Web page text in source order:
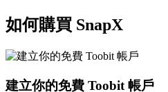
如何購買 SnapX
建立你的免費 Toobit 帳戶